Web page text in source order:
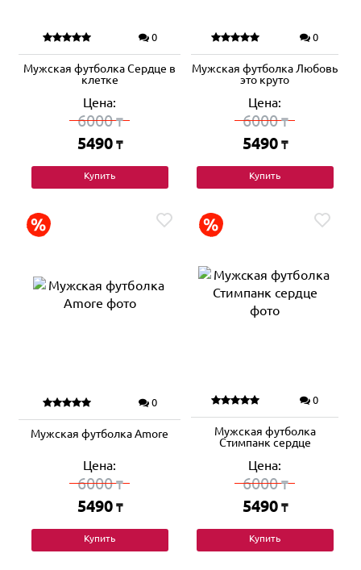
0
Мужская футболка Сердце в
клетке
Цена:
6000₸
5490 ₸
Купить
0
Мужская футболка Любовь
это круто
Цена:
6000₸
5490 ₸
Купить
0
Мужская футболка Amore
Цена:
6000₸
5490 ₸
Купить
0
Мужская футболка
Стимпанк сердце
Цена:
6000₸
5490 ₸
Купить